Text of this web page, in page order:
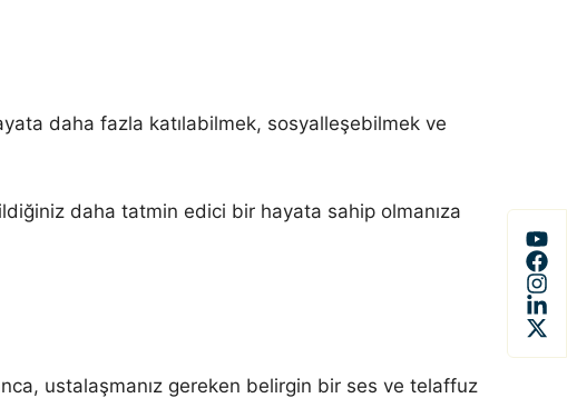
daha fazla katılabilmek, sosyalleşebilmek ve
daha tatmin edici bir hayata sahip olmanıza
ustalaşmanız gereken belirgin bir ses ve telaffuz